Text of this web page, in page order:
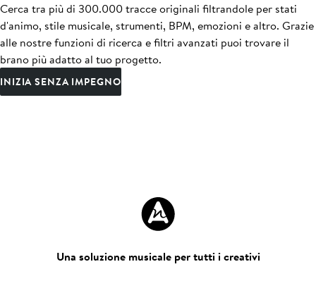
Cerca tra più di 300.000 tracce originali filtrandole per stati
d'animo, stile musicale, strumenti, BPM, emozioni e altro. Grazie
alle nostre funzioni di ricerca e filtri avanzati puoi trovare il
brano più adatto al tuo progetto.
INIZIA SENZA IMPEGNO
Una soluzione musicale per tutti i creativi